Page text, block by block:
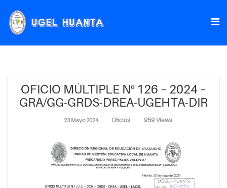
OFICIO MÚLTIPLE Nº 126 – 2024 –
GRA/GG-GRDS-DREA-UGEHTA-DIR
23 Mayo 2024 Oficios 959 Views